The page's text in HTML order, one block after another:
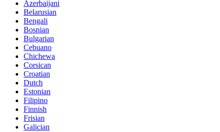
Azerbaijani
Belarusian
Bengali
Bosnian
Bulgarian
Cebuano
Chichewa
Corsican
Croatian
Dutch
Estonian
Filipino
Finnish
Frisian
Galician